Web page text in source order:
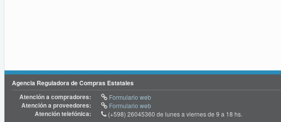
Agencia Reguladora de Compras Estatales
Atención a compradores:
Formulario web
Atención a proveedores: Formulario web
Atención telefónica: (+598) 26045360 de lunes a viernes de 9 a 18 hs.